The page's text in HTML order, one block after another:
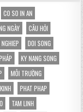
LỘC
BỊ
CHẶN
ĐỨNG
HOÀN
TOÀN
CO SO IN AN
NGÀY
CÂU HỎI
DOI SONG
KY NANG SONG
MÔI TRƯỜNG
PHAT PHAP
TAM LINH